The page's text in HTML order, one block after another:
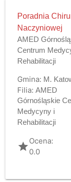
Poradnia
Naczyniowej
AMED
Centrum
Rehabilitacji
Gmina: M.
Filia: AMED
Górnośląskie
Medycyny i
Rehabilitacji
gradeOcena:
0.0